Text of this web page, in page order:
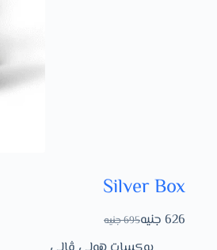
Silver Box
695جنيه 626 جنيه